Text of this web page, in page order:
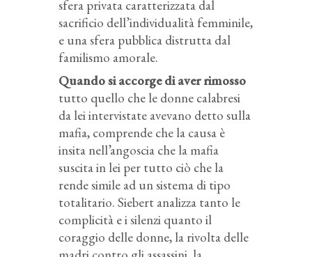
sfera privata caratterizzata dal
sacrificio dell’individualità femminile,
e una sfera pubblica distrutta dal
familismo amorale.
Quando si accorge di aver rimosso
tutto quello che le donne calabresi
da lei intervistate avevano detto sulla
mafia, comprende che la causa è
insita nell’angoscia che la mafia
suscita in lei per tutto ciò che la
rende simile ad un sistema di tipo
totalitario. Siebert analizza tanto le
complicità e i silenzi quanto il
coraggio delle donne, la rivolta delle